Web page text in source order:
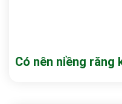
Có nên niềng răng